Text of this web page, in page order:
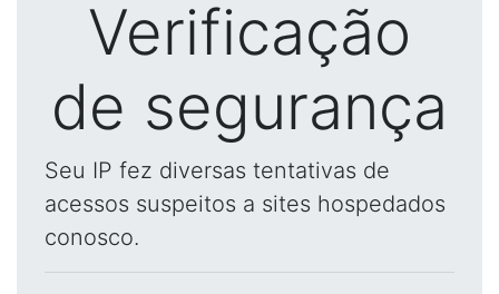
Verificação
de segurança
Seu IP fez diversas tentativas de
acessos suspeitos a sites hospedados
conosco.